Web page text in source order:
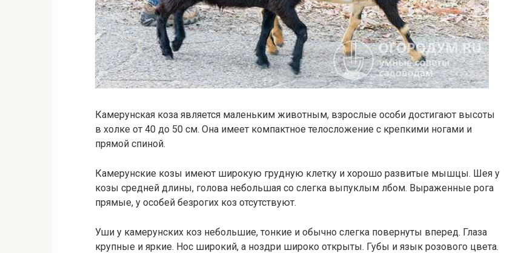
Камерунская коза является маленьким животным, взрослые особи достигают высоты
в холке от 40 до 50 см. Она имеет компактное телосложение с крепкими ногами и
прямой спиной.
Камерунские козы имеют широкую грудную клетку и хорошо развитые мышцы. Шея у
козы средней длины, голова небольшая со слегка выпуклым лбом. Выраженные рога
прямые, у особей безрогих коз отсутствуют.
Уши у камерунских коз небольшие, тонкие и обычно слегка повернуты вперед. Глаза
крупные и яркие. Нос широкий, а ноздри широко открыты. Губы и язык розового цвета.